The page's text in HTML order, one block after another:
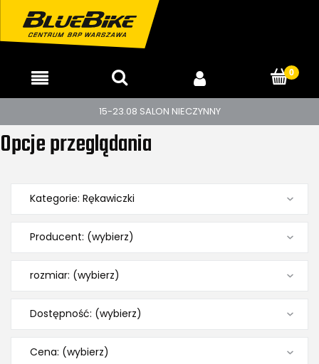
15-23.08 SALON NIECZYNNY
Opcje przeglądania
Kategorie: Rękawiczki
Producent: (wybierz)
rozmiar: (wybierz)
Dostępność: (wybierz)
Cena: (wybierz)